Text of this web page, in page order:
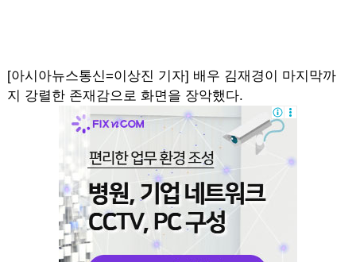
[아시아뉴스통신=이상진 기자] 배우 김재경이 마지막까
지 강렬한 존재감으로 화면을 장악했다.